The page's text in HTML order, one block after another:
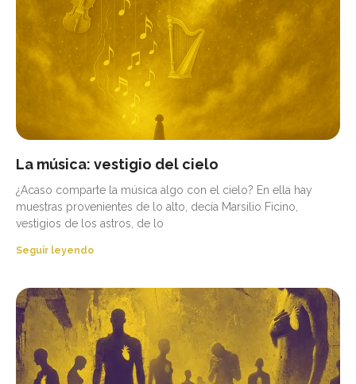
La música: vestigio del cielo
¿Acaso comparte la música algo con el cielo? En ella hay
muestras provenientes de lo alto, decía Marsilio Ficino,
vestigios de los astros, de lo
Seguir leyendo